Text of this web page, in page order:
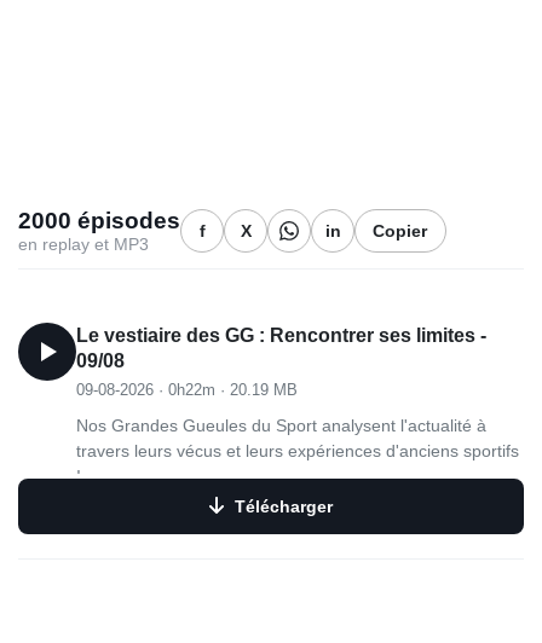
2000 épisodes
en replay et MP3
f X in Copier
Le vestiaire des GG : Rencontrer ses limites -
09/08
09-08-2026 · 0h22m · 20.19 MB
Nos Grandes Gueules du Sport analysent l'actualité à
travers leurs vécus et leurs expériences d'anciens sportifs
!
Télécharger